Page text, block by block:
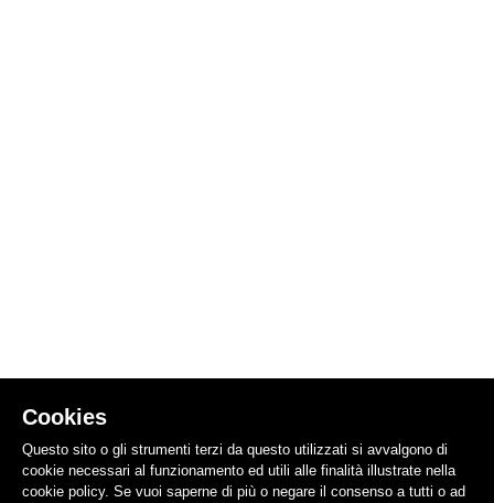
Cookies
Questo sito o gli strumenti terzi da questo utilizzati si avvalgono di
cookie necessari al funzionamento ed utili alle finalità illustrate nella
cookie policy. Se vuoi saperne di più o negare il consenso a tutti o ad